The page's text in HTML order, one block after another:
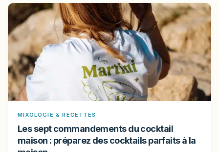
MIXOLOGIE & RECETTES
Les sept commandements du cocktail
maison : préparez des cocktails parfaits à la